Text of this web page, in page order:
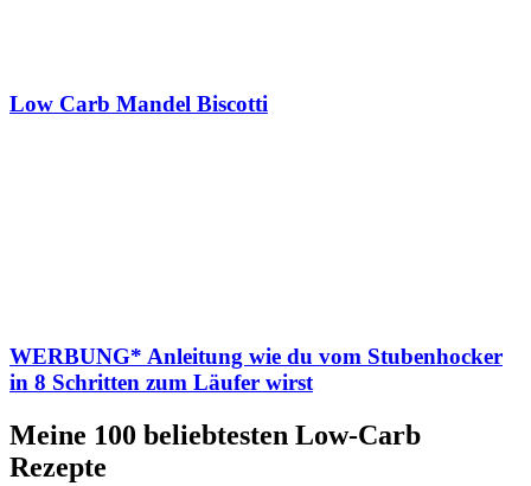
Low Carb Mandel Biscotti
WERBUNG* Anleitung wie du vom Stubenhocker
in 8 Schritten zum Läufer wirst
Meine 100 beliebtesten Low-Carb
Rezepte